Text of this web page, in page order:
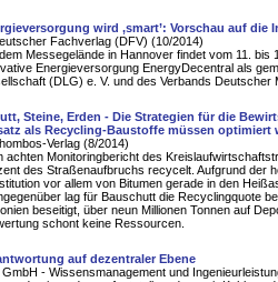
wird ‚smart’: Vorschau auf die
Fachverlag (DFV) (10/2014)
Messegelände in Hannover findet vom 11.
Energieversorgung EnergyDecentral als
(DLG) e. V. und des Verbands Deutscher
Steine, Erden - Die Strategien für die
als Recycling-Baustoffe müssen optimiert
Verlag (8/2014)
achten Monitoringbericht des
des Straßenaufbruchs recycelt. Aufgrund der
vor allem von Bitumen gerade in den
lag für Bauschutt die Recyclingquote
beseitigt, über neun Millionen Tonnen auf
schont keine Ressourcen.
auf dezentraler Ebene
- Wissensmanagement und